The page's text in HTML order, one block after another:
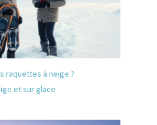
raquettes à neige ?
et sur glace